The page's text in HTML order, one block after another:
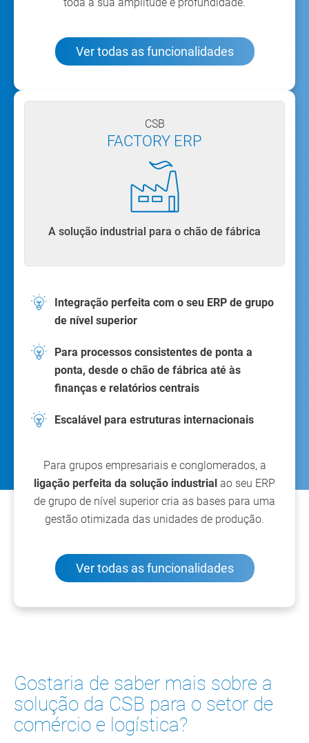
Ver todas as funcionalidades
CSB
FACTORY ERP
A solução industrial para o chão de fábrica
Integração perfeita com o seu ERP de grupo
de nível superior
Para processos consistentes de ponta a
ponta, desde o chão de fábrica até às
finanças e relatórios centrais
Escalável para estruturas internacionais
Para grupos empresariais e conglomerados, a
ligação perfeita da solução industrial ao seu ERP
de grupo de nível superior cria as bases para uma
gestão otimizada das unidades de produção.
Ver todas as funcionalidades
Gostaria de saber mais sobre a
solução da CSB para o setor de
comércio e logística?